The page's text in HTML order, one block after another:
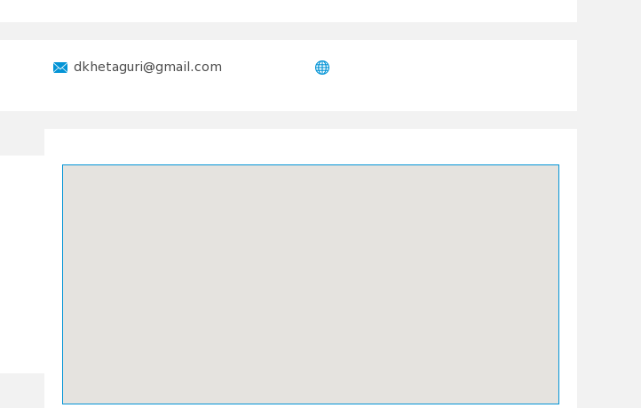
dkhetaguri@gmail.com